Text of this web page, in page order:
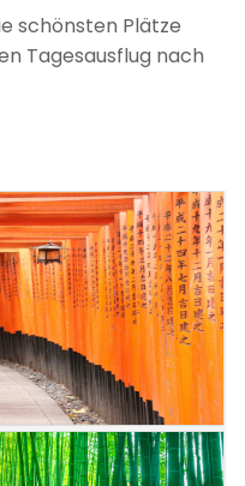
schönsten Plätze
Tagesausflug nach